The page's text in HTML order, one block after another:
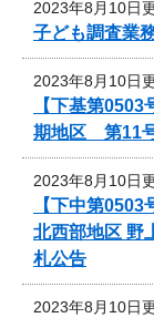
2023年8月10日
子ども調査業
2023年8月10日
【下基第
期地区 第11
2023年8月10日
【下中第
北西部地区 野
札公告
2023年8月10日